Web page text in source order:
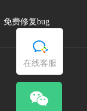
在线客服
免费修复bug
团长中心